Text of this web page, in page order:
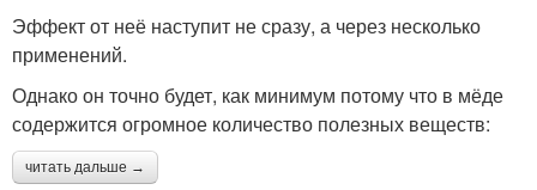
Эффект от неё наступит не сразу, а через несколько
применений.
Однако он точно будет, как минимум потому что в мёде
содержится огромное количество полезных веществ:
читать дальше →